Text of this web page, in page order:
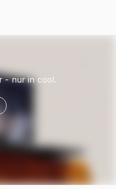
- nur in cool.